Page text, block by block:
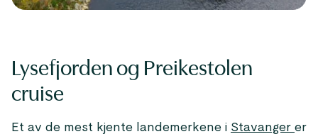
Lysefjorden og Preikestolen
cruise
Et av de mest kjente landemerkene i Stavanger er